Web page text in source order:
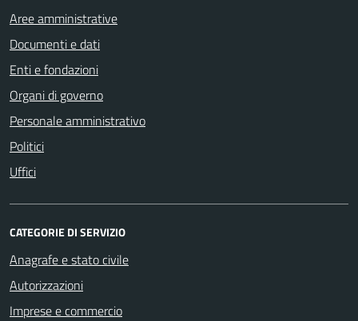
Aree amministrative
Documenti e dati
Enti e fondazioni
Organi di governo
Personale amministrativo
Politici
Uffici
CATEGORIE DI SERVIZIO
Anagrafe e stato civile
Autorizzazioni
Imprese e commercio